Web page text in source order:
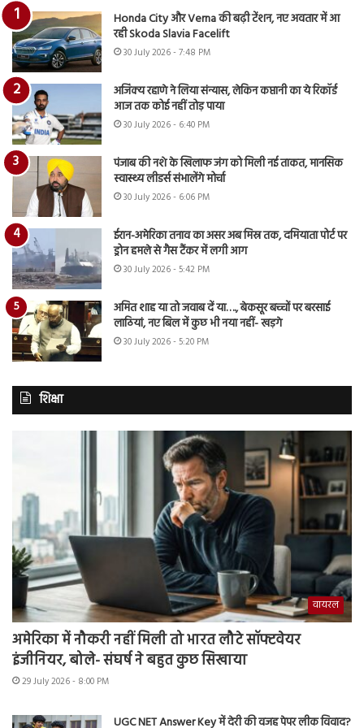
Honda City और Verna की बढ़ी टेंशन, नए अवतार में आ
रही Skoda Slavia Facelift
30 July 2026 - 7:48 PM
अजिंक्य रहाणे ने लिया संन्यास, लेकिन कप्तानी का ये रिकॉर्ड
आज तक कोई नहीं तोड़ पाया
30 July 2026 - 6:40 PM
पंजाब की नशे के खिलाफ जंग को मिली नई ताकत, मानसिक
स्वास्थ्य लीडर्स संभालेंगे मोर्चा
30 July 2026 - 6:06 PM
ईरान-अमेरिका तनाव का असर अब मिस्र तक, दमियाता पोर्ट पर
ड्रोन हमले से गैस टैंकर में लगी आग
30 July 2026 - 5:42 PM
अमित शाह या तो जवाब दें या…., बेकसूर बच्चों पर बरसाई
लाठियां, नए बिल में कुछ भी नया नहीं- खड़गे
30 July 2026 - 5:20 PM
शिक्षा
वायरल
अमेरिका में नौकरी नहीं मिली तो भारत लौटे सॉफ्टवेयर
इंजीनियर, बोले- संघर्ष ने बहुत कुछ सिखाया
29 July 2026 - 8:00 PM
UGC NET Answer Key में देरी की वजह पेपर लीक विवाद?